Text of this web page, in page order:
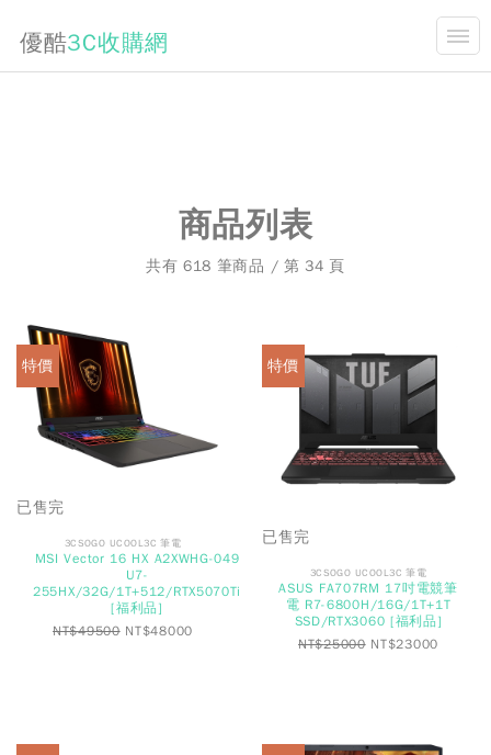
優酷3C收購網 開
商品購買
商品列表
共有 618 筆商品 / 第 34 頁
特價
已售完
3CSOGO UCOOL3C 筆電
MSI Vector 16 HX A2XWHG-049
U7-
255HX/32G/1T+512/RTX5070Ti
[福利品]
NT$49500 NT$48000
特價
已售完
3CSOGO UCOOL3C 筆電
ASUS FA707RM 17吋電競筆
電 R7-6800H/16G/1T+1T
SSD/RTX3060 [福利品]
NT$25000 NT$23000